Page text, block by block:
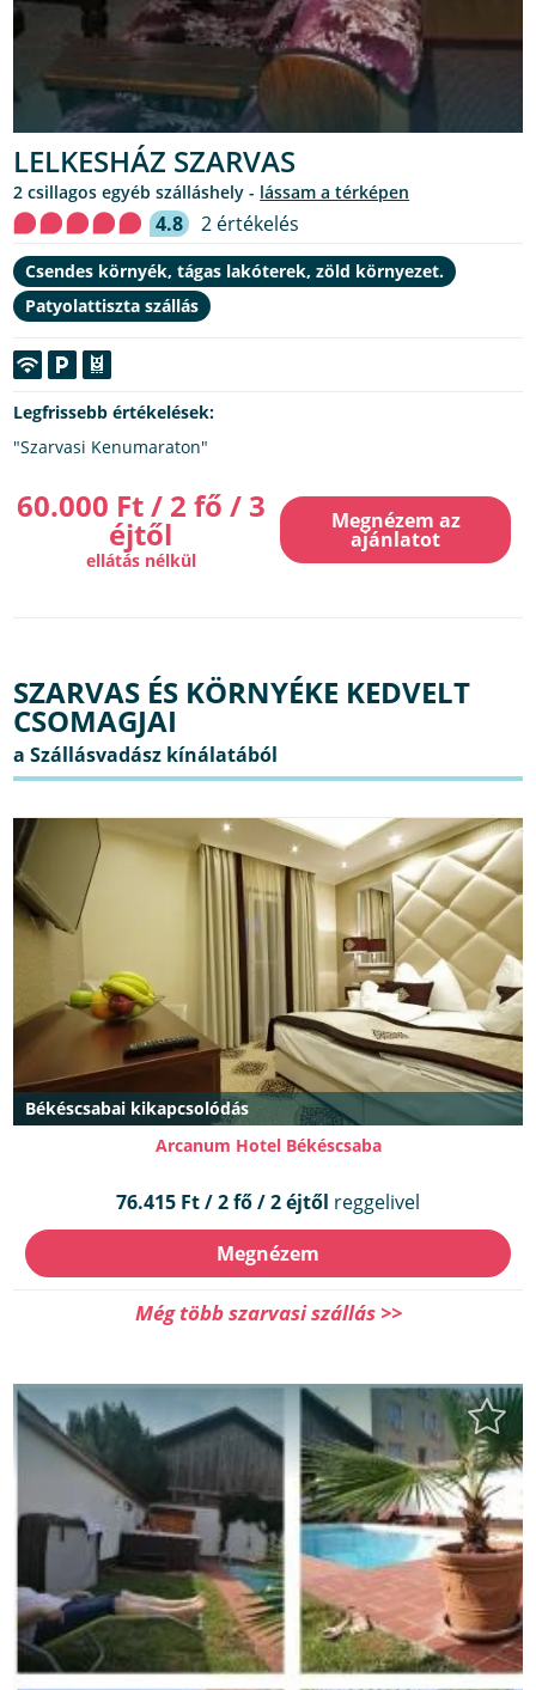
LELKESHÁZ SZARVAS
2 csillagos egyéb szálláshely - lássam a térképen
4.8 2 értékelés
Csendes környék, tágas lakóterek, zöld környezet.
Patyolattiszta szállás
Legfrissebb értékelések:
"Szarvasi Kenumaraton"
60.000 Ft / 2 fő / 3
éjtől
ellátás nélkül
Megnézem az
ajánlatot
SZARVAS ÉS KÖRNYÉKE KEDVELT
CSOMAGJAI
Békéscsabai kikapcsolódás
Arcanum Hotel Békéscsaba
76.415 Ft / 2 fő / 2 éjtől reggelivel
Megnézem
Még több szarvasi szállás >>